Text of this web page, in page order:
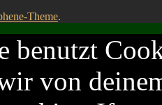
Theme.
benutzt
von